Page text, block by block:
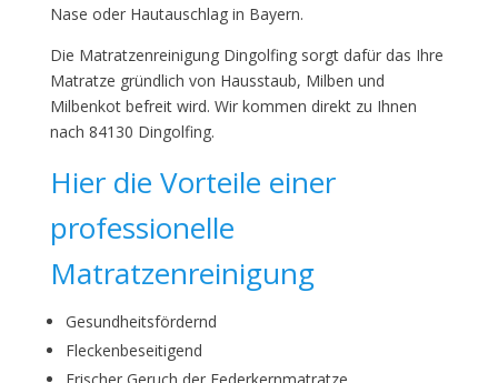
Nase oder Hautauschlag in Bayern.
Die Matratzenreinigung Dingolfing sorgt dafür das Ihre
Matratze gründlich von Hausstaub, Milben und
Milbenkot befreit wird. Wir kommen direkt zu Ihnen
nach 84130 Dingolfing.
Hier die Vorteile einer
professionelle
Matratzenreinigung
Gesundheitsfördernd
Fleckenbeseitigend